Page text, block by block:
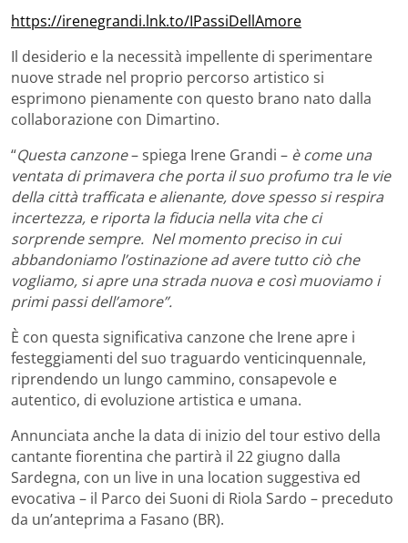
https://irenegrandi.lnk.to/IPassiDellAmore
Il desiderio e la necessità impellente di sperimentare
nuove strade nel proprio percorso artistico si
esprimono pienamente con questo brano nato dalla
collaborazione con Dimartino.
“Questa canzone– spiega Irene Grandi – è come una
ventata di primavera che porta il suo profumo tra le vie
della città trafficata e alienante, dove spesso si respira
incertezza, e riporta la fiducia nella vita che ci
sorprende sempre. Nel momento preciso in cui
abbandoniamo l’ostinazione ad avere tutto ciò che
vogliamo, si apre una strada nuova e così muoviamo i
primi passi dell’amore”.
È con questa significativa canzone che Irene apre i
festeggiamenti del suo traguardo venticinquennale,
riprendendo un lungo cammino, consapevole e
autentico, di evoluzione artistica e umana.
Annunciata anche la data di inizio del tour estivo della
cantante fiorentina che partirà il 22 giugno dalla
Sardegna, con un live in una location suggestiva ed
evocativa – il Parco dei Suoni di Riola Sardo – preceduto
da un’anteprima a Fasano (BR).